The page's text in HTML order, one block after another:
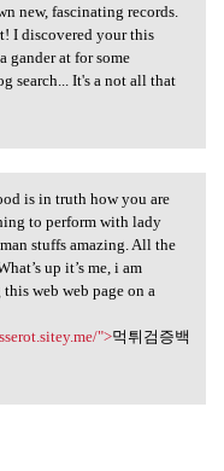
new, fascinating records.
I discovered your this
gander at for some
search... It's a not all that
is
is in truth how you are
to perform with lady
stuffs amazing. All the
up it’s me, i am
web web page on a
">먹튀검증백